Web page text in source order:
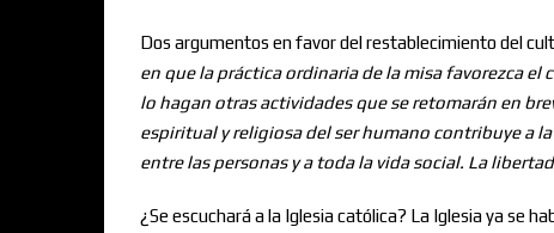
Dos argumentos en favor del restablecimiento del
en que la práctica ordinaria de la misa favorezca
lo hagan otras actividades que se retomarán en
espiritual y religiosa del ser humano contribuye a
entre las personas y a toda la vida social. La
¿Se escuchará a la Iglesia católica? La Iglesia ya se